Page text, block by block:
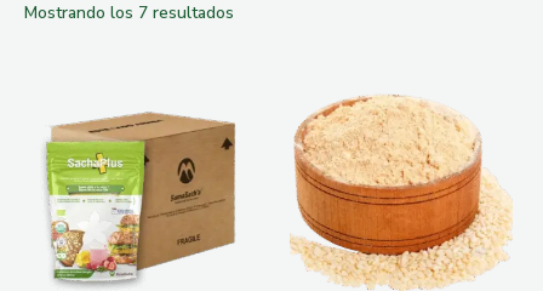
Mostrando los 7 resultados